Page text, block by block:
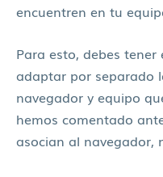
encuentren en tu
Para esto, debes
adaptar por separado
navegador y equipo
hemos comentado
asocian al navegador,